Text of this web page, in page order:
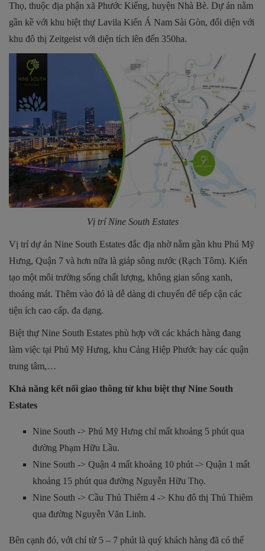
Thọ, thuộc địa phận xã Phước Kiểng, huyện Nhà Bè. Dự án nằm
gần kề với khu biệt thự Lavila Kiến Á Nam Sài Gòn, đối diện với
khu đô thị Zeitgeist với diện tích lên đến 350ha.
Vị trí Nine South Estates
Vị trí dự án Nine South Estates đắc địa nhờ nằm gần khu Phú Mỹ
Hưng, Quận 7 và hơn nữa là giáp sông nước (Rạch Tôm). Kiến
tạo một môi trường sống chất lượng, không gian sống xanh,
thoáng mát. Thêm vào đó là dễ dàng di chuyển để tiếp cận các
tiện ích cao cấp. đa dạng.
Biệt thự Nine South Estates phù hợp với các khách hàng đang
làm việc tại Phú Mỹ Hưng, khu Cảng Hiệp Phước hay các quận
trung tâm,…
Khả năng kết nối giao thông từ khu biệt thự Nine South
Estates
Nine South -> Phú Mỹ Hưng chỉ mất khoảng 5 phút qua
đường Phạm Hữu Lầu.
Nine South -> Quận 4 mất khoảng 10 phút -> Quận 1 mất
khoảng 15 phút qua đường Nguyễn Hữu Thọ.
Nine South -> Cầu Thủ Thiêm 4 -> Khu đô thị Thủ Thiêm
qua đường Nguyễn Văn Linh.
Bên cạnh đó, với chỉ từ 5 – 7 phút là quý khách hàng đã có thể